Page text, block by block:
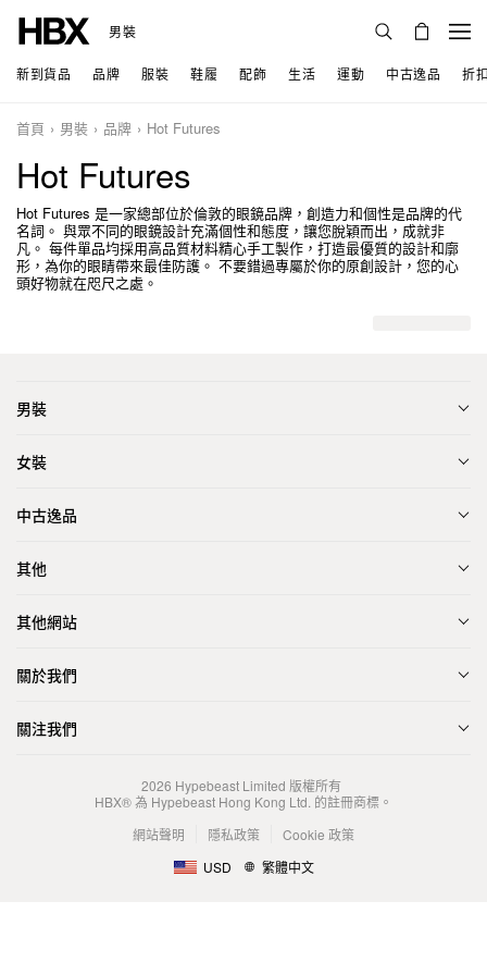
男裝
新到貨品 品牌 服裝 鞋履 配飾 生活 運動 中古逸品 折
首頁 男裝 品牌 Hot Futures
Hot Futures
Hot Futures 是一家總部位於倫敦的眼鏡品牌，創造力和個性是品牌的代
名詞。 與眾不同的眼鏡設計充滿個性和態度，讓您脫穎而出，成就非
凡。 每件單品均採用高品質材料精心手工製作，打造最優質的設計和廓
形，為你的眼睛帶來最佳防護。 不要錯過專屬於你的原創設計，您的心
頭好物就在咫尺之處。
男裝
女裝
中古逸品
其他
其他網站
關於我們
關注我們
2026 Hypebeast Limited 版權所有
HBX® 為 Hypebeast Hong Kong Ltd. 的註冊商標。
網站聲明
隱私政策
Cookie 政策
USD
繁體中文